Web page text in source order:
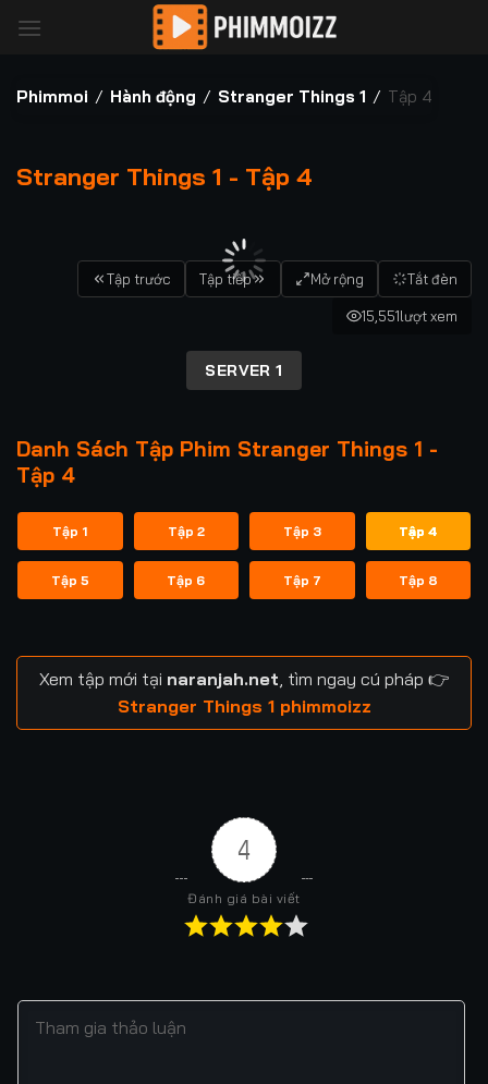
qua
dungPhimmoi / Hành động / Stranger Things 1 / Tập 4
Stranger Things 1 - Tập 4
Tập trước Tập tiếp Mở rộng Tắt đèn
15,551lượt xem
SERVER 1
Danh Sách Tập Phim Stranger Things 1 -
Tập 4
Tập 1 Tập 2 Tập 3 Tập 4
Tập 5 Tập 6 Tập 7 Tập 8
Xem tập mới tại naranjah.net , tìm ngay cú pháp 👉
Stranger Things 1 phimmoizz
4
Đánh giá bài viết